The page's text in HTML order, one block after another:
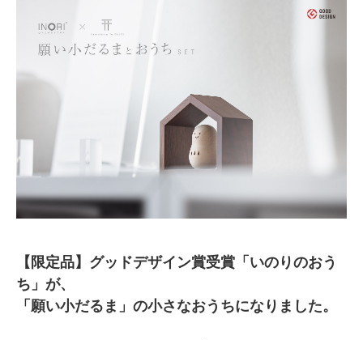
【限定品】グッドデザイン賞受賞「いのりのおう
ち」が、
「願い小だるま」の小さなおうちになりました。